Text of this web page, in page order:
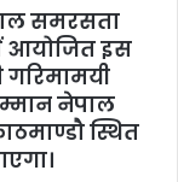
समरसता
आयोजित इस
गरिमामयी
नेपाल
स्थित